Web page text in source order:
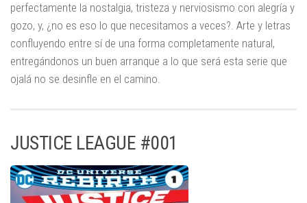
perfectamente la nostalgia, tristeza y nerviosismo con alegría y
gozo, y, ¿no es eso lo que necesitamos a veces?. Arte y letras
confluyendo entre sí de una forma completamente natural,
entregándonos un buen arranque a lo que será esta serie que
ojalá no se desinfle en el camino.
JUSTICE LEAGUE #001